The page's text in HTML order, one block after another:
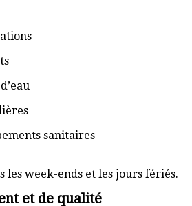
sanitaires
week-ends et les jours fériés.
et de qualité